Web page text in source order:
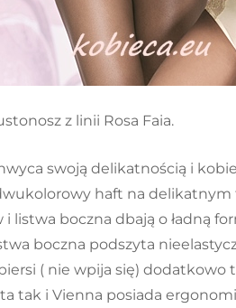
z linii Rosa Faia.
swoją delikatnością i
haft na delikatnym
i listwa boczna dbają o ładną
boczna podszyta
( nie wpija się) dodatkowo
tak i Vienna posiada